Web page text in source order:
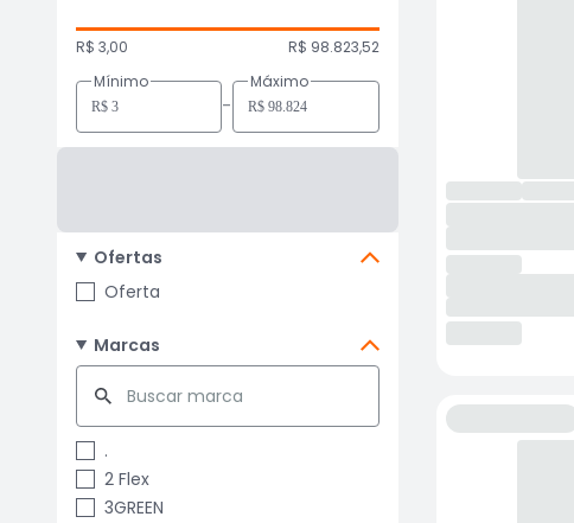
R$ 3,00
R$ 98.823,52
Mínimo
-
Máximo
Ofertas
Oferta
Marcas
.
2 Flex
3GREEN